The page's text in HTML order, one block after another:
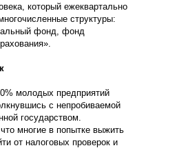
который ежеквартально
структуры:
фонд, фонд
молодых предприятий
с непробиваемой
государством.
многие в попытке выжить
от налоговых проверок и